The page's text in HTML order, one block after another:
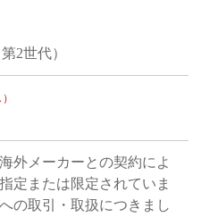
2世代）
外メーカーとの契約によ
定または限定されていま
の取引・取扱につきまし